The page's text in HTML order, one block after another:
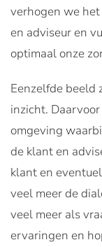
verhogen we
en adviseur en
optimaal onze
Eenzelfde beeld
inzicht.
omgeving
de klant en
klant en
veel meer de
veel meer als
ervaringen en